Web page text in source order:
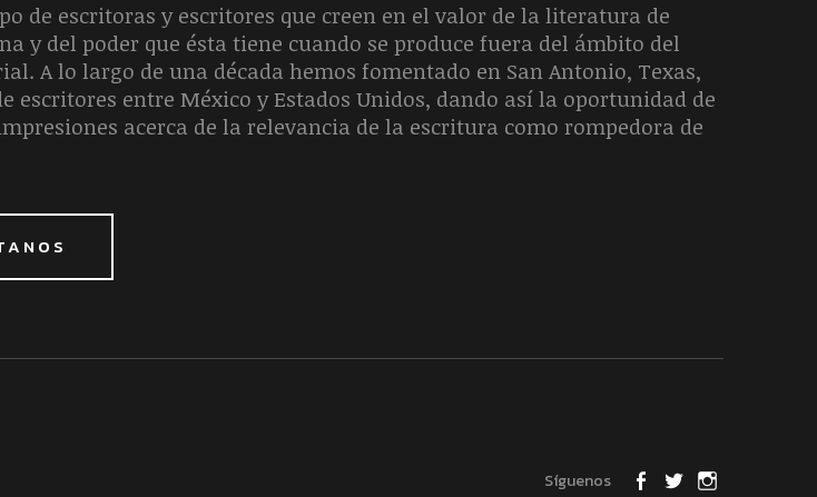
de escritoras y escritores que creen en el valor de la literatura de
y del poder que ésta tiene cuando se produce fuera del ámbito del
A lo largo de una década hemos fomentado en San Antonio, Texas,
escritores entre México y Estados Unidos, dando así la oportunidad de
acerca de la relevancia de la escritura como rompedora de
Síguenos